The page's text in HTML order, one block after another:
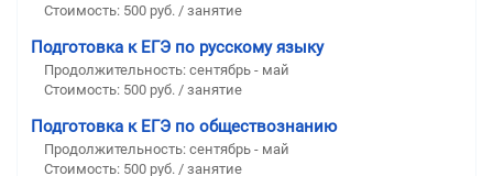
Стоимость: 500 руб. / занятие
Подготовка к ЕГЭ по русскому языку
Продолжительность: сентябрь - май
Стоимость: 500 руб. / занятие
Подготовка к ЕГЭ по обществознанию
Продолжительность: сентябрь - май
Стоимость: 500 руб. / занятие